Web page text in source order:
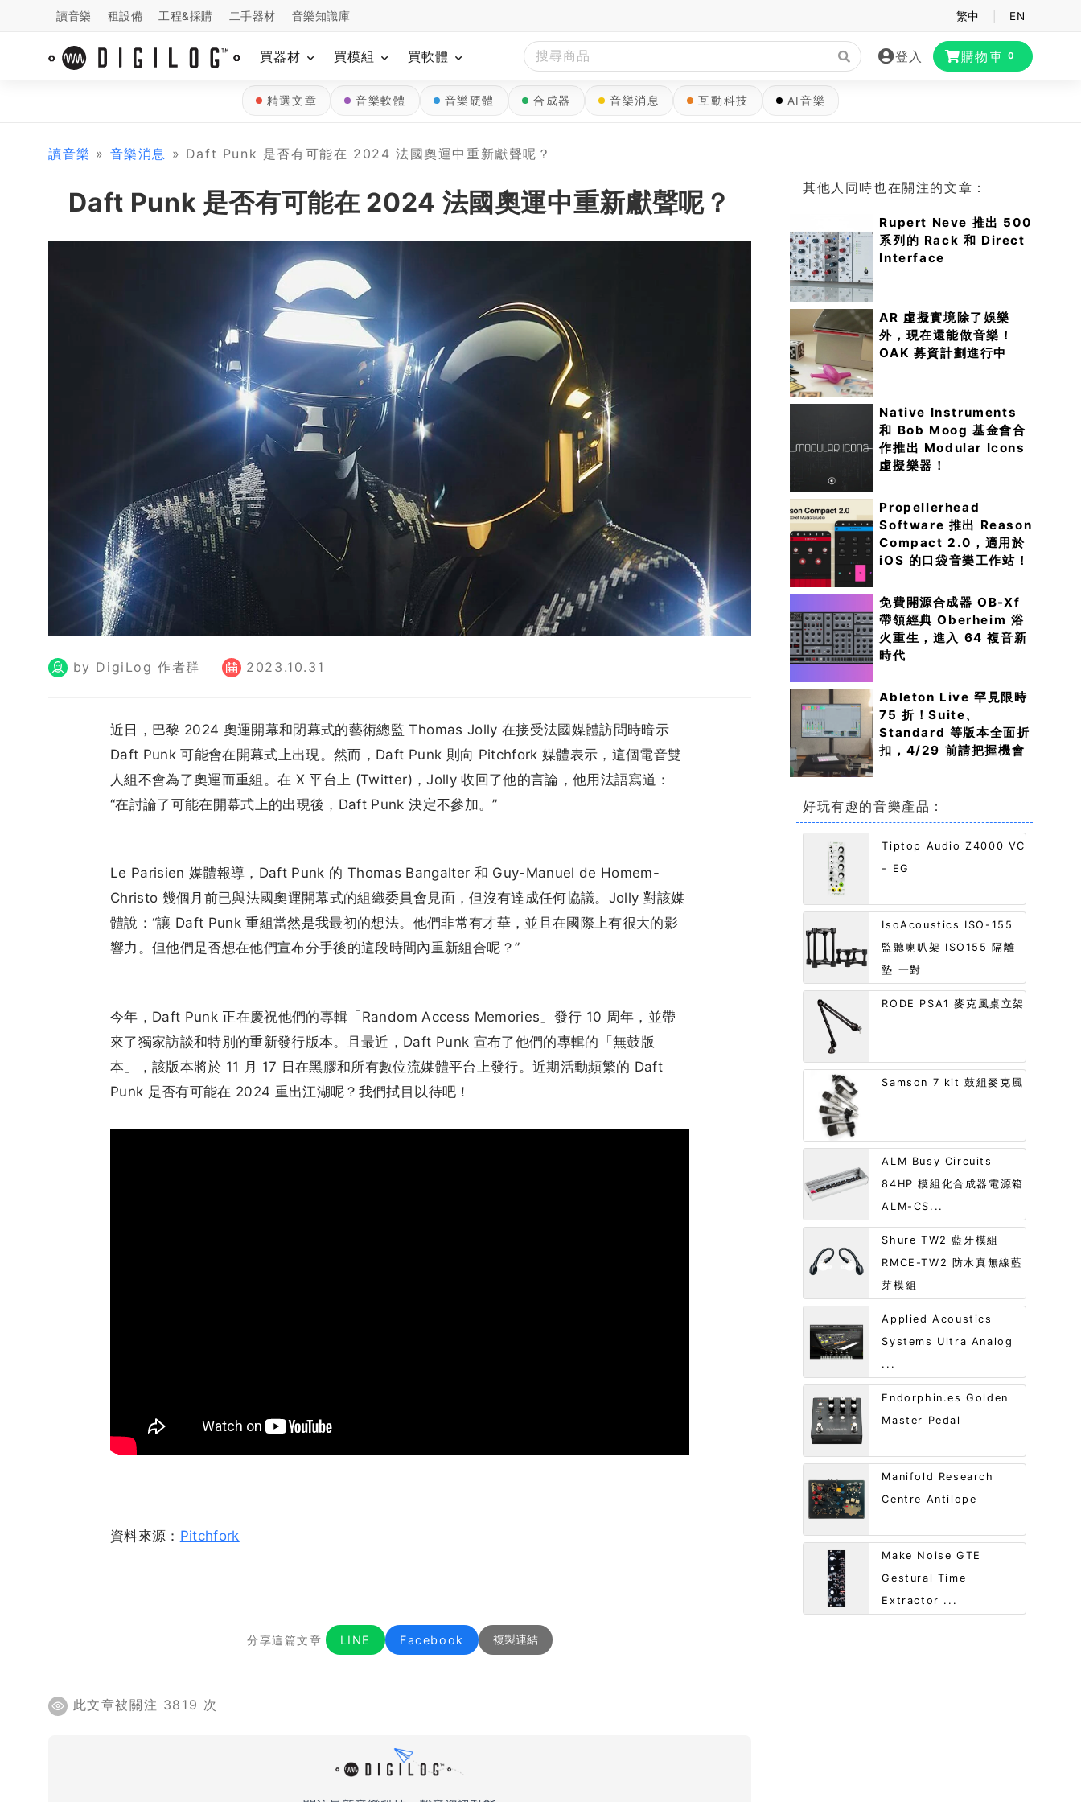
讀音樂 租設備 工程&採購 二手器材 音樂知識庫 繁中 EN
買器材 買模組 買軟體 登入 購物車 0
精選文章 音樂軟體 音樂硬體 合成器 音樂消息 互動科技 AI音樂
讀音樂 » 音樂消息 » Daft Punk 是否有可能在 2024 法國奧運中重新獻聲呢？
Daft Punk 是否有可能在 2024 法國奧運中重新獻聲呢？
by DigiLog 作者群 2023.10.31
近日，巴黎 2024 奧運開幕和閉幕式的藝術總監 Thomas Jolly 在接受法國媒體訪問時暗示
Daft Punk 可能會在開幕式上出現。然而，Daft Punk 則向 Pitchfork 媒體表示，這個電音雙
人組不會為了奧運而重組。在 X 平台上 (Twitter)，Jolly 收回了他的言論，他用法語寫道：
“在討論了可能在開幕式上的出現後，Daft Punk 決定不參加。”
Le Parisien 媒體報導，Daft Punk 的 Thomas Bangalter 和 Guy-Manuel de Homem-
Christo 幾個月前已與法國奧運開幕式的組織委員會見面，但沒有達成任何協議。Jolly 對該媒
體說：“讓 Daft Punk 重組當然是我最初的想法。他們非常有才華，並且在國際上有很大的影
響力。但他們是否想在他們宣布分手後的這段時間內重新組合呢？”
今年，Daft Punk 正在慶祝他們的專輯「Random Access Memories」發行 10 周年，並帶
來了獨家訪談和特別的重新發行版本。且最近，Daft Punk 宣布了他們的專輯的「無鼓版
本」，該版本將於 11 月 17 日在黑膠和所有數位流媒體平台上發行。近期活動頻繁的 Daft
Punk 是否有可能在 2024 重出江湖呢？我們拭目以待吧！
資料來源： Pitchfork
分享這篇文章 LINE Facebook 複製連結
此文章被關注 3819 次
其他人同時也在關注的文章：
Rupert Neve 推出 500
系列的 Rack 和 Direct
Interface
AR 虛擬實境除了娛樂
外，現在還能做音樂！
OAK 募資計劃進行中
Native Instruments
和 Bob Moog 基金會合
作推出 Modular Icons
虛擬樂器！
Propellerhead
Software 推出 Reason
Compact 2.0，適用於
iOS 的口袋音樂工作站！
免費開源合成器 OB-Xf
帶領經典 Oberheim 浴
火重生，進入 64 複音新
時代
Ableton Live 罕見限時
75 折！Suite、
Standard 等版本全面折
扣，4/29 前請把握機會
好玩有趣的音樂產品：
Tiptop Audio Z4000 VC
- EG
IsoAcoustics ISO-155
監聽喇叭架 ISO155 隔離
墊 一對
RODE PSA1 麥克風桌立架
Samson 7 kit 鼓組麥克風
ALM Busy Circuits
84HP 模組化合成器電源箱
ALM-CS...
Shure TW2 藍牙模組
RMCE-TW2 防水真無線藍
芽模組
Applied Acoustics
Systems Ultra Analog
...
Endorphin.es Golden
Master Pedal
Manifold Research
Centre Antilope
Make Noise GTE
Gestural Time
Extractor ...